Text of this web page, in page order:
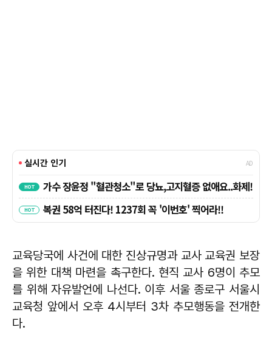
교육당국에 사건에 대한 진상규명과 교사 교육권 보장
을 위한 대책 마련을 촉구한다. 현직 교사 6명이 추모
를 위해 자유발언에 나선다. 이후 서울 종로구 서울시
교육청 앞에서 오후 4시부터 3차 추모행동을 전개한
다.